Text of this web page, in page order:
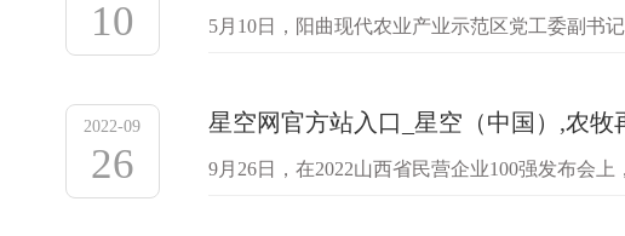
10
5月10日，阳曲现代农业产业示范区党工委副书
2022-09
26
星空网官方站入口_星空（中国）,农
9月26日，在2022山西省民营企业100强发布会